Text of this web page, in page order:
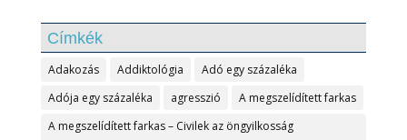
Címkék
Adakozás Addiktológia
Adó egy százaléka
Adója egy százaléka
agresszió
A megszelídített farkas
A megszelídített farkas – Civilek az öngyilkosság